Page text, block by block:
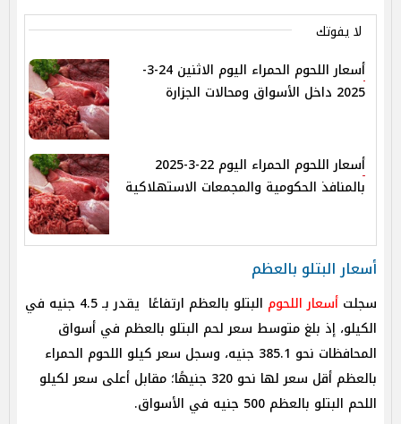
لا يفوتك
أسعار اللحوم الحمراء اليوم الاثنين 24-3-
2025 داخل الأسواق ومحالات الجزارة
أسعار اللحوم الحمراء اليوم 22-3-2025
بالمنافذ الحكومية والمجمعات الاستهلاكية
أسعار البتلو بالعظم
سجلت أسعار اللحوم
البتلو بالعظم ارتفاعًا يقدر بـ 4.5 جنيه في
الكيلو، إذ بلغ متوسط سعر لحم البتلو بالعظم في أسواق
المحافظات نحو 385.1 جنيه، وسجل سعر كيلو اللحوم الحمراء
بالعظم أقل سعر لها نحو 320 جنيهًا؛ مقابل أعلى سعر لكيلو
اللحم البتلو بالعظم 500 جنيه في الأسواق.